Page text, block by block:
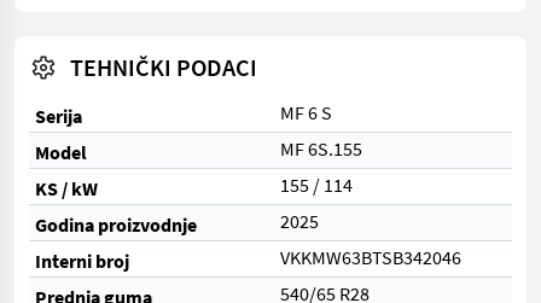
TEHNIČKI PODACI
Serija
MF 6 S
Model
MF 6S.155
KS / kW
155 / 114
Godina proizvodnje
2025
Interni broj
VKKMW63BTSB342046
Prednja guma
540/65 R28